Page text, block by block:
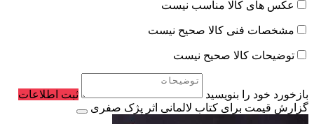
عکس های کالا مناسب نیست
مشخصات فنی کالا صحیح نیست
توضیحات کالا صحیح نیست
بازخورد خود را بنویسید
ثبت اطلاعات
گزارش قیمت برای کتاب لالمانی اثر پژک صفری